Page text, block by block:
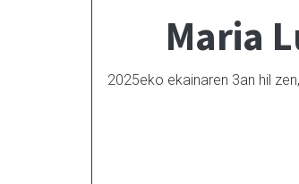
Maria
2025eko ekainaren 3an hil